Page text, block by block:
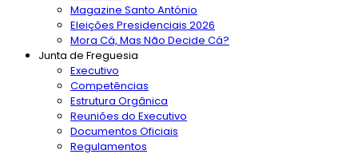
Magazine Santo António
Eleições Presidenciais 2026
Mora Cá, Mas Não Decide Cá?
Junta de Freguesia
Executivo
Competências
Estrutura Orgânica
Reuniões do Executivo
Documentos Oficiais
Regulamentos